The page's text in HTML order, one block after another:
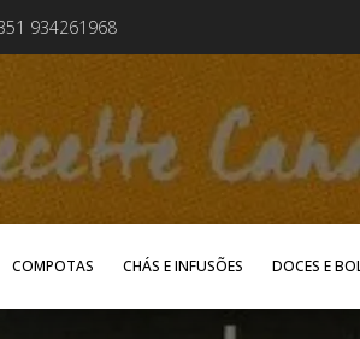
934261968
COMPOTAS CHÁS E INFUSÕES DOCES E